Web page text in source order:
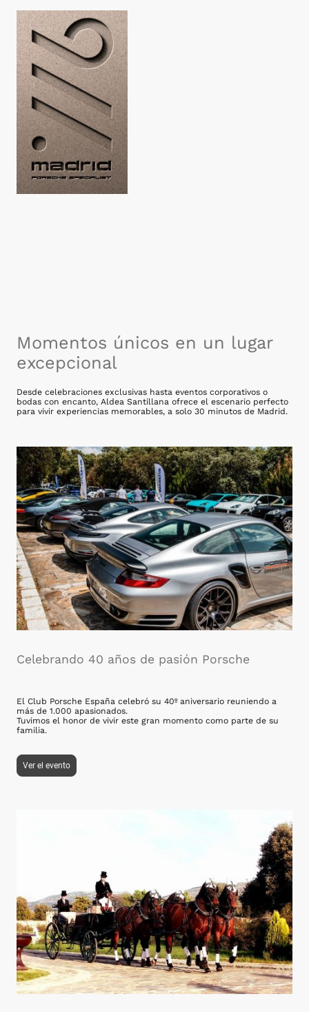
Momentos únicos en un lugar
excepcional
Desde celebraciones exclusivas hasta eventos corporativos o
bodas con encanto, Aldea Santillana ofrece el escenario perfecto
para vivir experiencias memorables, a solo 30 minutos de Madrid.
Celebrando 40 años de pasión Porsche
El Club Porsche España celebró su 40º aniversario reuniendo a
más de 1.000 apasionados.
Tuvimos el honor de vivir este gran momento como parte de su
familia.
Ver el evento